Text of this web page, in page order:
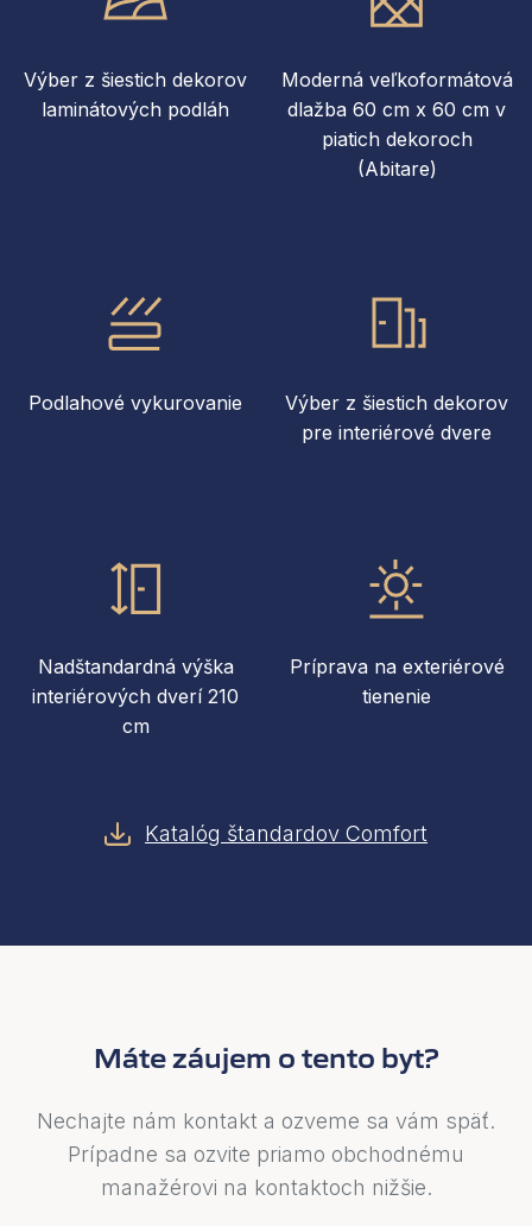
Výber z šiestich dekorov
laminátových podláh
Moderná veľkoformátová
dlažba 60 cm x 60 cm v
piatich dekoroch
(Abitare)
Podlahové vykurovanie
Výber z šiestich dekorov
pre interiérové dvere
Nadštandardná výška
interiérových dverí 210
cm
Príprava na exteriérové
tienenie
Katalóg štandardov Comfort
Máte záujem o tento byt?
Nechajte nám kontakt a ozveme sa vám späť.
Prípadne sa ozvite priamo obchodnému
manažérovi na kontaktoch nižšie.